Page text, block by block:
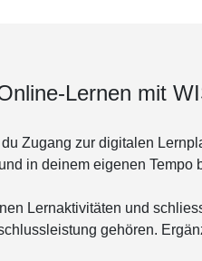
Lernen mit
Zugang zur digitalen
in deinem eigenen Tempo
Lernaktivitäten und
gehören.
weiteren Daten zusammen, die
DETAILS ANZEIGEN